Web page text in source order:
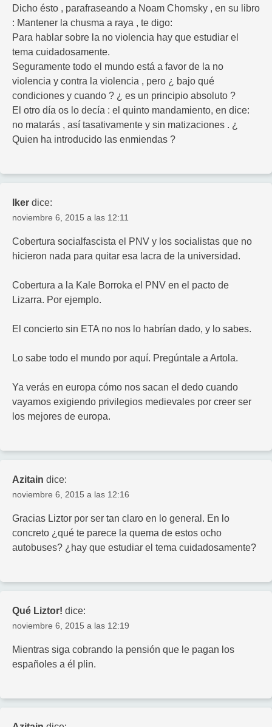
Dicho ésto , parafraseando a Noam Chomsky , en su libro
: Mantener la chusma a raya , te digo:
Para hablar sobre la no violencia hay que estudiar el
tema cuidadosamente.
Seguramente todo el mundo está a favor de la no
violencia y contra la violencia , pero ¿ bajo qué
condiciones y cuando ? ¿ es un principio absoluto ?
El otro día os lo decía : el quinto mandamiento, en dice:
no matarás , así tasativamente y sin matizaciones . ¿
Quien ha introducido las enmiendas ?
Iker dice:
noviembre 6, 2015 a las 12:11
Cobertura socialfascista el PNV y los socialistas que no
hicieron nada para quitar esa lacra de la universidad.
Cobertura a la Kale Borroka el PNV en el pacto de
Lizarra. Por ejemplo.
El concierto sin ETA no nos lo habrían dado, y lo sabes.
Lo sabe todo el mundo por aquí. Pregúntale a Artola.
Ya verás en europa cómo nos sacan el dedo cuando
vayamos exigiendo privilegios medievales por creer ser
los mejores de europa.
Azitain dice:
noviembre 6, 2015 a las 12:16
Gracias Liztor por ser tan claro en lo general. En lo
concreto ¿qué te parece la quema de estos ocho
autobuses? ¿hay que estudiar el tema cuidadosamente?
Qué Liztor! dice:
noviembre 6, 2015 a las 12:19
Mientras siga cobrando la pensión que le pagan los
españoles a él plin.